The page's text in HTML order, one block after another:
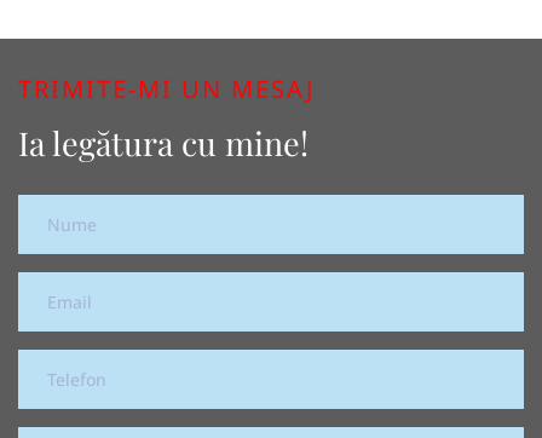
TRIMITE-MI UN MESAJ
Ia legătura cu mine!